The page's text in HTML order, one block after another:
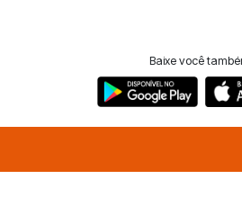
Baixe você